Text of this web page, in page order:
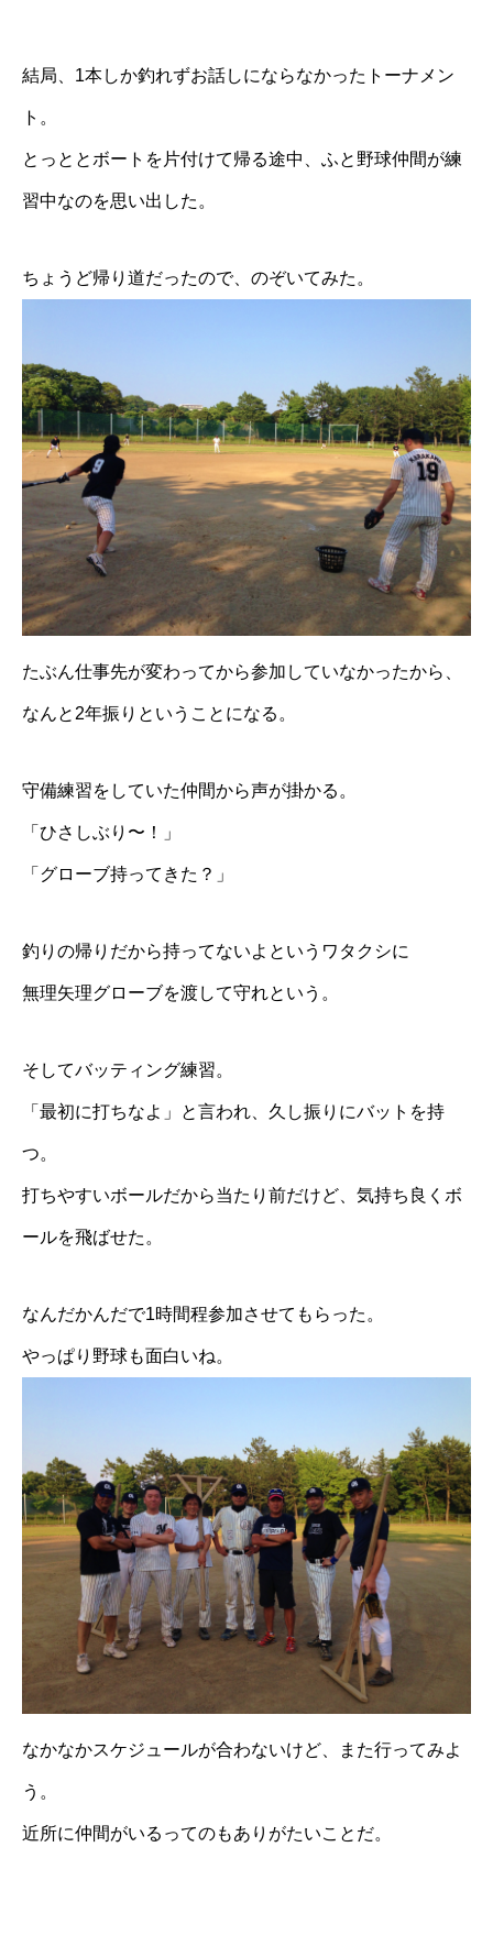
結局、 1本しか釣れずお話しにならなかったトーナメン
ト 。
とっととボートを片付けて帰る途中、ふと野球仲間が練
習中なのを思い出した。
ちょうど帰り道だったので、のぞいてみた。
たぶん仕事先が変わってから参加していなかったから、
なんと2年振りということになる。
守備練習をしていた仲間から声が掛かる。
「ひさしぶり〜！」
「グローブ持ってきた？」
釣りの帰りだから持ってないよというワタクシに
無理矢理グローブを渡して守れという。
そしてバッティング練習。
「最初に打ちなよ」と言われ、久し振りにバットを持
つ。
打ちやすいボールだから当たり前だけど、気持ち良くボ
ールを飛ばせた。
なんだかんだで1時間程参加させてもらった。
やっぱり野球も面白いね。
なかなかスケジュールが合わないけど、また行ってみよ
う。
近所に仲間がいるってのもありがたいことだ。